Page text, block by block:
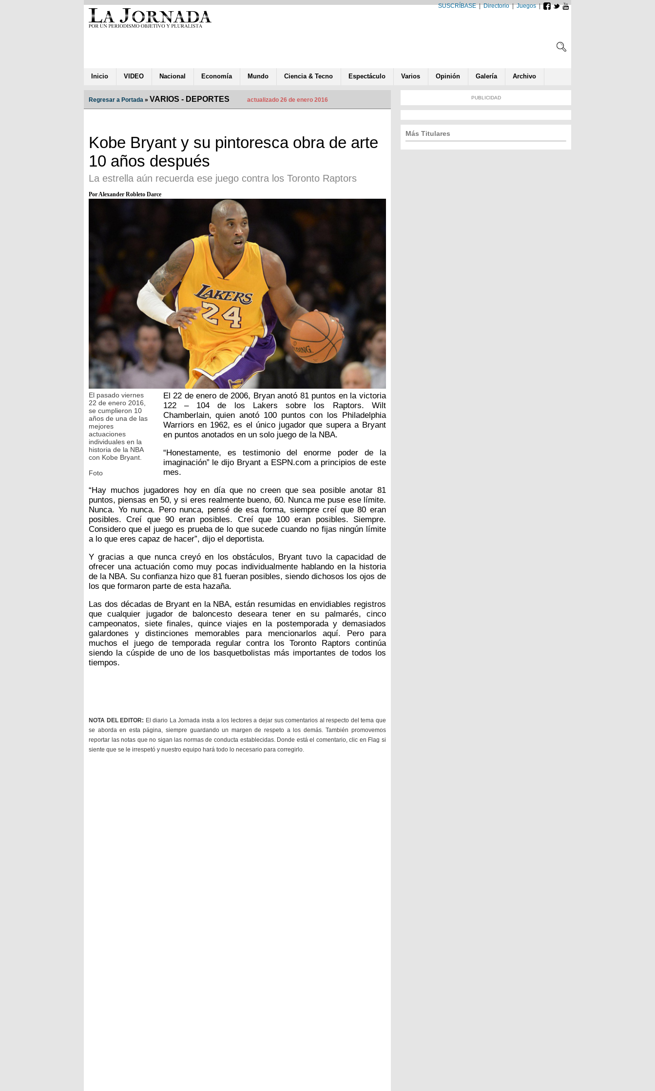
SUSCRÍBASE|Directorio|Juegos|
Inicio VIDEO Nacional Economía Mundo Ciencia & Tecno Espectáculo Varios Opinión Galería Archivo
Regresar a Portada » VARIOS - DEPORTES actualizado 26 de enero 2016
Kobe Bryant y su pintoresca obra de arte
10 años después
La estrella aún recuerda ese juego contra los Toronto Raptors
Por Alexander Robleto Darce
El pasado viernes
22 de enero 2016,
se cumplieron 10
años de una de las
mejores
actuaciones
individuales en la
historia de la NBA
con Kobe Bryant.
Foto
El 22 de enero de 2006, Bryan anotó 81 puntos en la victoria
122 – 104 de los Lakers sobre los Raptors. Wilt
Chamberlain, quien anotó 100 puntos con los Philadelphia
Warriors en 1962, es el único jugador que supera a Bryant
en puntos anotados en un solo juego de la NBA.
“Honestamente, es testimonio del enorme poder de la
imaginación” le dijo Bryant a ESPN.com a principios de este
mes.
“Hay muchos jugadores hoy en día que no creen que sea posible anotar 81
puntos, piensas en 50, y si eres realmente bueno, 60. Nunca me puse ese límite.
Nunca. Yo nunca. Pero nunca, pensé de esa forma, siempre creí que 80 eran
posibles. Creí que 90 eran posibles. Creí que 100 eran posibles. Siempre.
Considero que el juego es prueba de lo que sucede cuando no fijas ningún límite
a lo que eres capaz de hacer”, dijo el deportista.
Y gracias a que nunca creyó en los obstáculos, Bryant tuvo la capacidad de
ofrecer una actuación como muy pocas individualmente hablando en la historia
de la NBA. Su confianza hizo que 81 fueran posibles, siendo dichosos los ojos de
los que formaron parte de esta hazaña.
Las dos décadas de Bryant en la NBA, están resumidas en envidiables registros
que cualquier jugador de baloncesto deseara tener en su palmarés, cinco
campeonatos, siete finales, quince viajes en la postemporada y demasiados
galardones y distinciones memorables para mencionarlos aquí. Pero para
muchos el juego de temporada regular contra los Toronto Raptors continúa
siendo la cúspide de uno de los basquetbolistas más importantes de todos los
tiempos.
NOTA DEL EDITOR: El diario La Jornada insta a los lectores a dejar sus comentarios al respecto del tema que
se aborda en esta página, siempre guardando un margen de respeto a los demás. También promovemos
reportar las notas que no sigan las normas de conducta establecidas. Donde está el comentario, clic en Flag si
siente que se le irrespetó y nuestro equipo hará todo lo necesario para corregirlo.
PUBLICIDAD
Más Titulares